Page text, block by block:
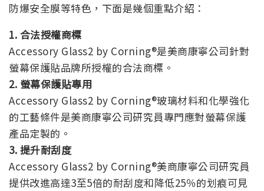
防爆安全膜等特色，下面是幾個重點介紹：
1. 合法授權商標
Accessory Glass2 by Corning®是美商康寧公司針對
螢幕保護貼品牌所授權的合法商標。
2. 螢幕保護貼專用
Accessory Glass2 by Corning®玻璃材料和化學強化
的工藝條件是美商康寧公司研究員專門應對螢幕保護
產品定製的。
3. 提升耐刮度
Accessory Glass2 by Corning®美商康寧公司研究員
提供改進高達3至5倍的耐刮度和降低25％的划痕可見